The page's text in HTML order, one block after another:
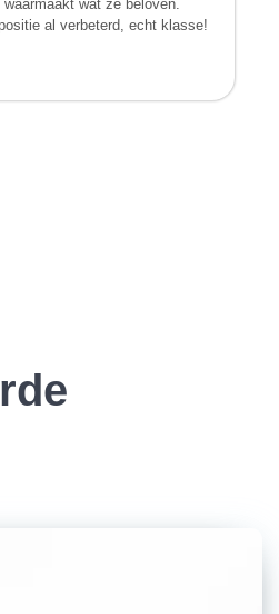
wat ze beloven.
al verbeterd, echt klasse!